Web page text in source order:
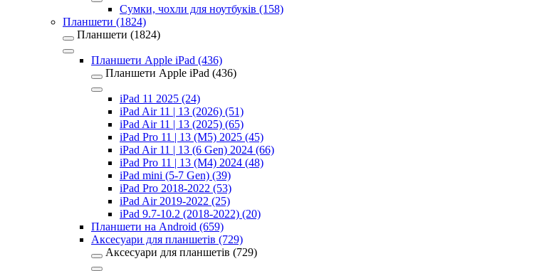
Сумки, чохли для ноутбуків (158)
Планшети (1824)
Планшети (1824)
Планшети Apple iPad (436)
Планшети Apple iPad (436)
iPad 11 2025 (24)
iPad Air 11 | 13 (2026) (51)
iPad Air 11 | 13 (2025) (65)
iPad Pro 11 | 13 (M5) 2025 (45)
iPad Air 11 | 13 (6 Gen) 2024 (66)
iPad Pro 11 | 13 (M4) 2024 (48)
iPad mini (5-7 Gen) (39)
iPad Pro 2018-2022 (53)
iPad Air 2019-2022 (25)
iPad 9.7-10.2 (2018-2022) (20)
Планшети на Android (659)
Аксесуари для планшетів (729)
Аксесуари для планшетів (729)